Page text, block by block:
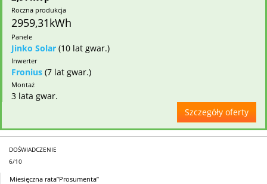
Roczna produkcja
2959,31kWh
Panele
Jinko Solar (10 lat gwar.)
Inwerter
Fronius (7 lat gwar.)
Montaż
3 lata gwar.
Szczegóły oferty
DOŚWIADCZENIE
6/10
Miesięczna rata”Prosumenta”